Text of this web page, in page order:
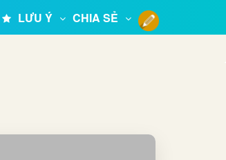
LƯU Ý CHIA SẺ